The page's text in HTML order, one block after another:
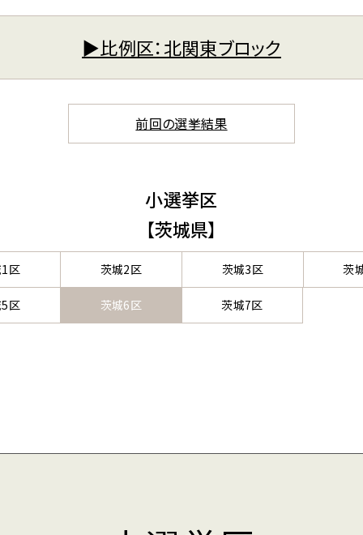
▶︎比例区：北関東ブロック
前回の選挙結果
小選挙区
【茨城県】
区 茨城2区 茨城3区 茨
区 茨城6区 茨城7区